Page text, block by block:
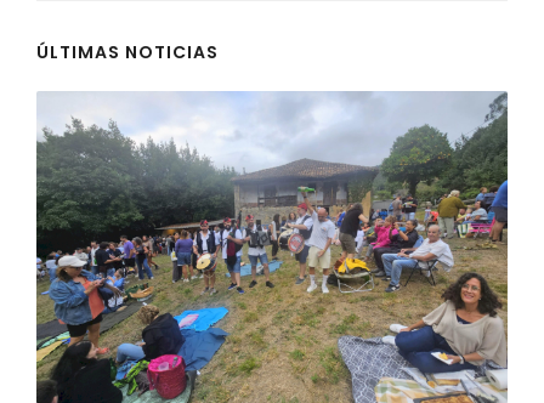
ÚLTIMAS NOTICIAS